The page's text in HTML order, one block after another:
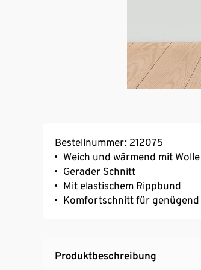
Bestellnummer: 212075
Weich und wärmend mit Wolle
Gerader Schnitt
Mit elastischem Rippbund
Komfortschnitt für
Produktbeschreibung